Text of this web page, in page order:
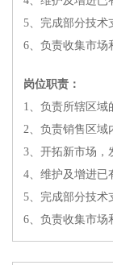
5、完成部分技术
6、负责收集市场
岗位职责：
1、负责所辖区域
2、负责销售区域
3、开拓新市场，
4、维护及增进已
5、完成部分技术
6、负责收集市场